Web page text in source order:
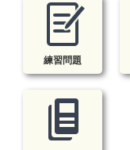
練習問題